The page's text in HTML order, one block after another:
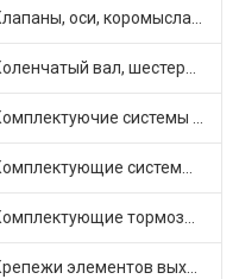
Клапаны, оси, коромысла (14)
Коленчатый вал, шестерни коленчатого вала (9)
Комплектуючие системы стеклоочистителя (9)
Комплектующие системы отопления (25)
Комплектующие тормозной системы (22)
Крепежи элементов выхлопной системы (5)